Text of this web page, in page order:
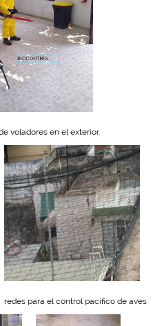
voladores en el exterior.
redes para el control pacífico de aves